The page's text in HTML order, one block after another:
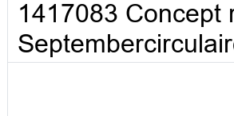
1417083 Concept